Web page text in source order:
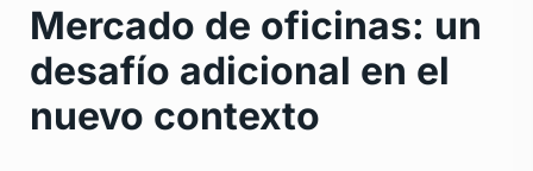
Mercado de oficinas: un
desafío adicional en el
nuevo contexto